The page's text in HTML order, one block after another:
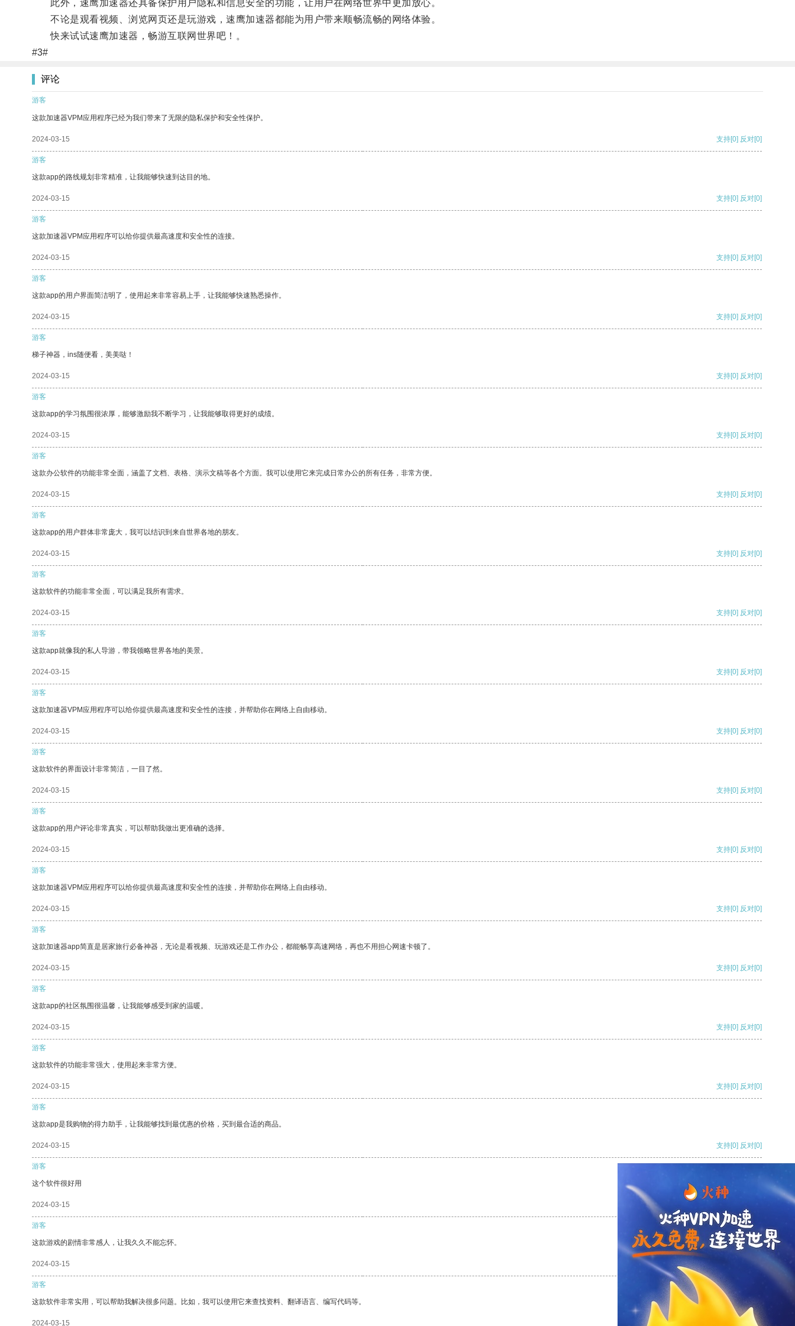
此外，速鹰加速器还具备保护用户隐私和信息安全的功能，让用户在网络世界中更加放心。
不论是观看视频、浏览网页还是玩游戏，速鹰加速器都能为用户带来顺畅流畅的网络体验。
快来试试速鹰加速器，畅游互联网世界吧！。
#3#
评论
游客
这款加速器VPM应用程序已经为我们带来了无限的隐私保护和安全性保护。
2024-03-15 支持[0] 反对[0]
游客
这款app的路线规划非常精准，让我能够快速到达目的地。
2024-03-15 支持[0] 反对[0]
游客
这款加速器VPM应用程序可以给你提供最高速度和安全性的连接。
2024-03-15 支持[0] 反对[0]
游客
这款app的用户界面简洁明了，使用起来非常容易上手，让我能够快速熟悉操作。
2024-03-15 支持[0] 反对[0]
游客
梯子神器，ins随便看，美美哒！
2024-03-15 支持[0] 反对[0]
游客
这款app的学习氛围很浓厚，能够激励我不断学习，让我能够取得更好的成绩。
2024-03-15 支持[0] 反对[0]
游客
这款办公软件的功能非常全面，涵盖了文档、表格、演示文稿等各个方面。我可以使用它来完成日常办公的所有任务，非常方便。
2024-03-15 支持[0] 反对[0]
游客
这款app的用户群体非常庞大，我可以结识到来自世界各地的朋友。
2024-03-15 支持[0] 反对[0]
游客
这款软件的功能非常全面，可以满足我所有需求。
2024-03-15 支持[0] 反对[0]
游客
这款app就像我的私人导游，带我领略世界各地的美景。
2024-03-15 支持[0] 反对[0]
游客
这款加速器VPM应用程序可以给你提供最高速度和安全性的连接，并帮助你在网络上自由移动。
2024-03-15 支持[0] 反对[0]
游客
这款软件的界面设计非常简洁，一目了然。
2024-03-15 支持[0] 反对[0]
游客
这款app的用户评论非常真实，可以帮助我做出更准确的选择。
2024-03-15 支持[0] 反对[0]
游客
这款加速器VPM应用程序可以给你提供最高速度和安全性的连接，并帮助你在网络上自由移动。
2024-03-15 支持[0] 反对[0]
游客
这款加速器app简直是居家旅行必备神器，无论是看视频、玩游戏还是工作办公，都能畅享高速网络，再也不用担心网速卡顿了。
2024-03-15 支持[0] 反对[0]
游客
这款app的社区氛围很温馨，让我能够感受到家的温暖。
2024-03-15 支持[0] 反对[0]
游客
这款软件的功能非常强大，使用起来非常方便。
2024-03-15 支持[0] 反对[0]
游客
这款app是我购物的得力助手，让我能够找到最优惠的价格，买到最合适的商品。
2024-03-15 支持[0] 反对[0]
游客
这个软件很好用
2024-03-15
游客
这款游戏的剧情非常感人，让我久久不能忘怀。
2024-03-15 反对
游客
这款软件非常实用，可以帮助我解决很多问题。比如，我可以使用它来查找资料、翻译语言、编写代码等。
2024-03-15 反对[0]